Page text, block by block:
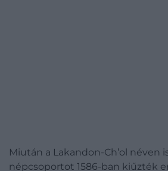
Miután a Lakandon-Ch’ol néven
népcsoportot 1586-ban kiűzték